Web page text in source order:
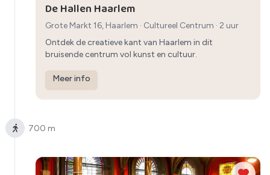
De Hallen Haarlem
Grote Markt 16, Haarlem · Cultureel Centrum
· 2 uur
Ontdek de creatieve kant van Haarlem in dit
bruisende centrum vol kunst en cultuur.
Meer info
700 m